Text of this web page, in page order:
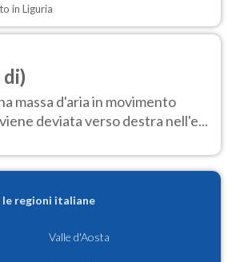
in Liguria
massa d'aria in movimento
deviata verso destra nell'e...
le regioni italiane
Valle d'Aosta